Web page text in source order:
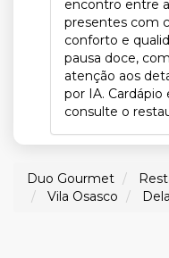
encontro entre
presentes com
conforto e
pausa doce,
atenção aos
por IA. Cardápio
consulte o
Duo Gourmet
Vila Osasco